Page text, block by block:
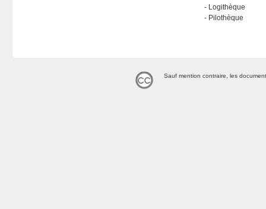
Logithèque
Pilothèque
Sauf mention contraire, les